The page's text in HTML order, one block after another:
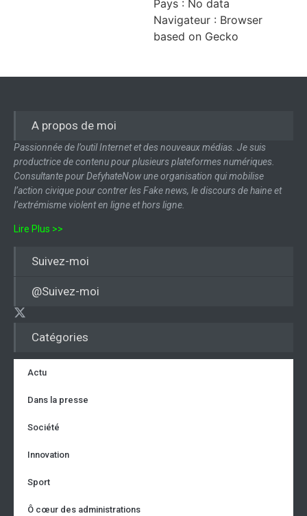
Pays : No data
Navigateur : Browser
based on Gecko
Catégories
Actu
Dans la presse
Société
Innovation
Sport
Ô cœur des administrations
A propos de moi
Passionnée de l’outil Internet et des nouveaux médias. Je suis
productrice de contenu pour plusieurs plateformes numériques.
Consultante pour DefyhateNow une organisation qui mobilise
l’action civique pour contrer les Fake news, le discours de haine et
l’extrémisme violent en ligne et hors ligne.
Lire Plus >>
Suivez-moi
@Suivez-moi